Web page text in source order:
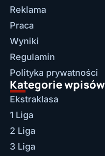
Reklama
Praca
Wyniki
Regulamin
Polityka prywatności
Kategorie wpisów
Ekstraklasa
1 Liga
2 Liga
3 Liga